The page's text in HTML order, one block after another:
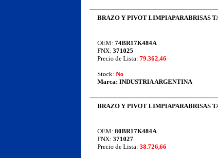
BRAZO Y PIVOT LIMPIAPARABRISAS
OEM: 74BR17K484A
FNX: 371025
Precio de Lista: 79.362,46
Stock: No
Marca: INDUSTRIA ARGENTINA
BRAZO Y PIVOT LIMPIAPARABRISAS
OEM: 80BR17K484A
FNX: 371027
Precio de Lista: 38.726,66